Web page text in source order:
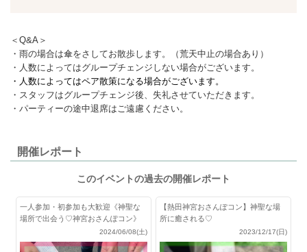
＜Q&A＞
・雨の場合は傘をさしてお散歩します。（荒天中止の場合あり）
・人数によってはグループチェンジしない場合がございます。
・人数によってはペア散策になる場合がございます。
・スタッフはグループチェンジ後、失礼させていただきます。
・パーティーの途中退席はご遠慮ください。
開催レポート
このイベントの過去の開催レポート
一人参加・初参加も大歓迎《神聖な
場所で出会う♡神宮おさんぽコン》
2024/06/08(土)
【熱田神宮おさんぽコン】神聖な場
所に癒される♡
2023/12/17(日)